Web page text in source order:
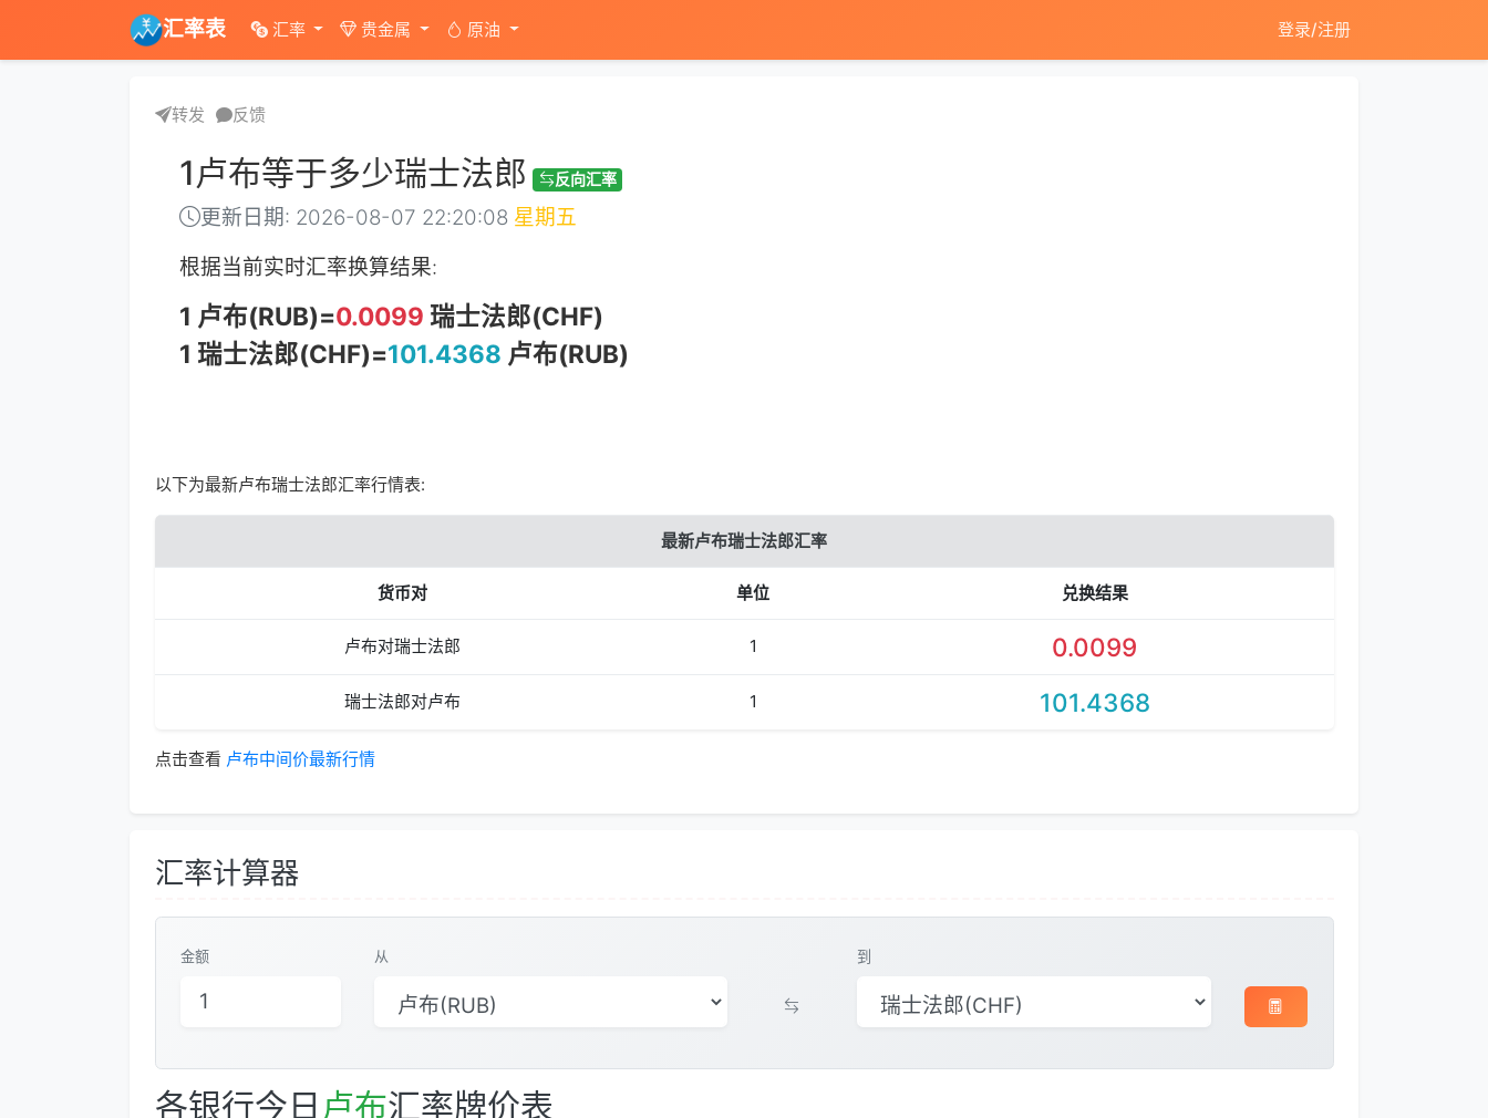
汇率表 汇率 贵金属 原油 登录/注册
转发 反馈
1卢布等于多少瑞士法郎 反向汇率
更新日期: 2026-08-07 22:20:08 星期五
根据当前实时汇率换算结果:
1 卢布(RUB)=0.0099 瑞士法郎(CHF)
1 瑞士法郎(CHF)=101.4368 卢布(RUB)
以下为最新卢布瑞士法郎汇率行情表:
最新卢布瑞士法郎汇率
货币对 单位 兑换结果
卢布对瑞士法郎 1 0.0099
瑞士法郎对卢布 1 101.4368
点击查看 卢布中间价最新行情
汇率计算器
金额 从 到
各银行今日 卢布汇率牌价表